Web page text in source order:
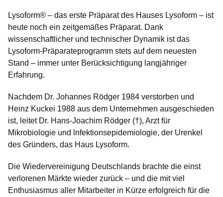
Lysoform® – das erste Präparat des Hauses Lysoform – ist
heute noch ein zeitgemäßes Präparat. Dank
wissenschaftlicher und technischer Dynamik ist das
Lysoform-Präparateprogramm stets auf dem neuesten
Stand – immer unter Berücksichtigung langjähriger
Erfahrung.
Nachdem Dr. Johannes Rödger 1984 verstorben und
Heinz Kuckei 1988 aus dem Unternehmen ausgeschieden
ist, leitet Dr. Hans-Joachim Rödger (†), Arzt für
Mikrobiologie und lnfektionsepidemiologie, der Urenkel
des Gründers, das Haus Lysoform.
Die Wiedervereinigung Deutschlands brachte die einst
verlorenen Märkte wieder zurück – und die mit viel
Enthusiasmus aller Mitarbeiter in Kürze erfolgreich für die